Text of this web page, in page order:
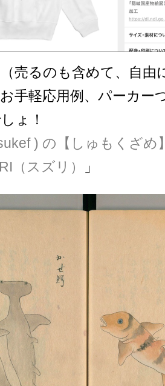
売るのも含めて、自由
手軽応用例、パーカー
ょ！
) の【しゅもくざめ
（スズリ）
」